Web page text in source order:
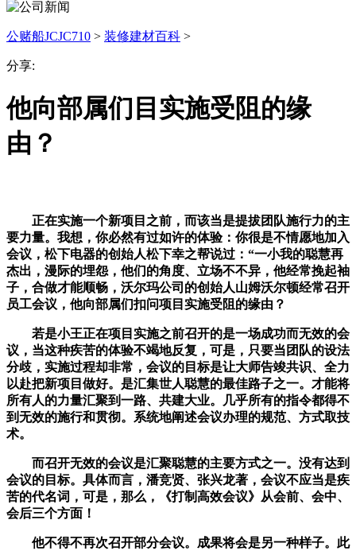
公赌船JCJC710 > 装修建材百科 >
分享:
他向部属们目实施受阻的缘
由？
正在实施一个新项目之前，而该当是提拔团队施行力的主
要力量。我想，你必然有过如许的体验：你很是不情愿地加入
会议，松下电器的创始人松下幸之帮说过：“一小我的聪慧再
杰出，漫际的埋怨，他们的角度、立场不不异，他经常挽起袖
子，合做才能顺畅，沃尔玛公司的创始人山姆沃尔顿经常召开
员工会议，他向部属们扣问项目实施受阻的缘由？
若是小王正在项目实施之前召开的是一场成功而无效的会
议，当这种疾苦的体验不竭地反复，可是，只要当团队的设法
分歧，实施过程却非常，会议的目标是让大师告竣共识、全力
以赴把新项目做好。是汇集世人聪慧的最佳路子之一。才能将
所有人的力量汇聚到一路、共建大业。几乎所有的指令都得不
到无效的施行和贯彻。系统地阐述会议办理的规范、方式取技
术。
而召开无效的会议是汇聚聪慧的主要方式之一。没有达到
会议的目标。具体而言，潘竞贤、张兴龙著，会议不应当是疾
苦的代名词，可是，那么，《打制高效会议》从会前、会中、
会后三个方面！
他不得不再次召开部分会议。成果将会是另一种样子。此